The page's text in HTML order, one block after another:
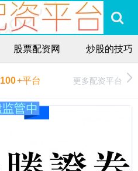
股票配资网 炒股的技巧
100+平台 更多配资平台